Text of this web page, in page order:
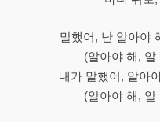
말했어, 난 알아야
(알아야 해, 알
내가 말했어, 알아
(알아야 해, 알